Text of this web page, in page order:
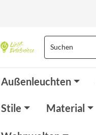
Außenleuchten
Stile Material